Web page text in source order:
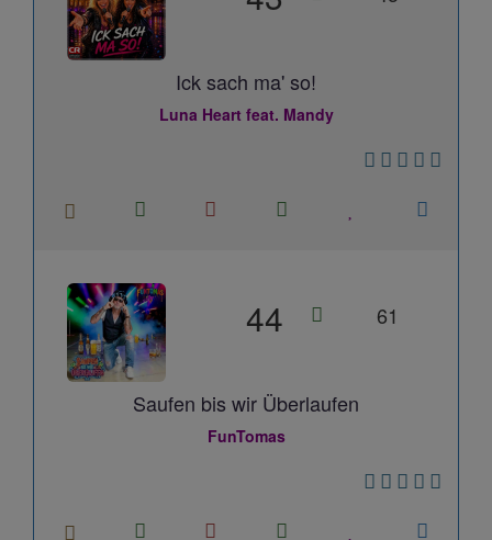
Ick sach ma' so!
Luna Heart feat. Mandy
44 61
Saufen bis wir Überlaufen
FunTomas